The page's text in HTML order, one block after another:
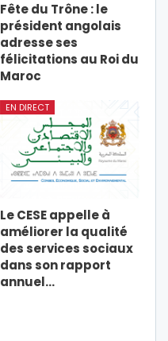
Fête du Trône : le
président angolais
adresse ses
félicitations au Roi du
Maroc
EN DIRECT
Le CESE appelle à
améliorer la qualité
des services sociaux
dans son rapport
annuel…